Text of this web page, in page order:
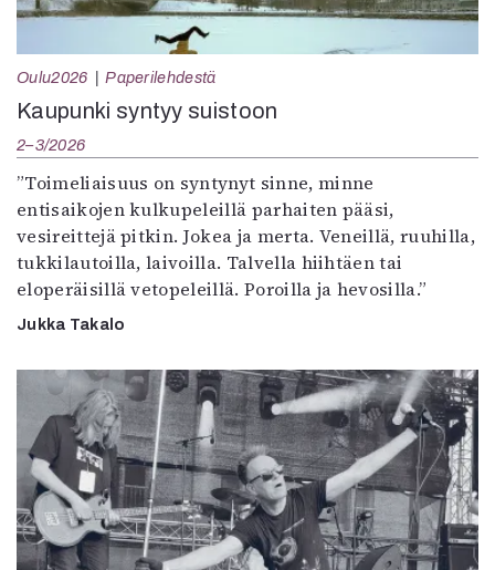
Oulu2026 Paperilehdestä
Kaupunki syntyy suistoon
2–3/2026
”Toimeliaisuus on syntynyt sinne, minne
entisaikojen kulkupeleillä parhaiten pääsi,
vesireittejä pitkin. Jokea ja merta. Veneillä, ruuhilla,
tukkilautoilla, laivoilla. Talvella hiihtäen tai
eloperäisillä vetopeleillä. Poroilla ja hevosilla.”
Jukka Takalo